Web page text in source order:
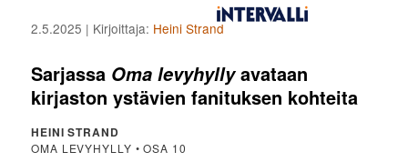
2.5.2025 | Kirjoittaja: Heini Strand
Sarjassa Oma levyhyllyavataan
kirjaston ystävien fanituksen kohteita
HEINI STRAND
OMA LEVYHYLLY • OSA 10